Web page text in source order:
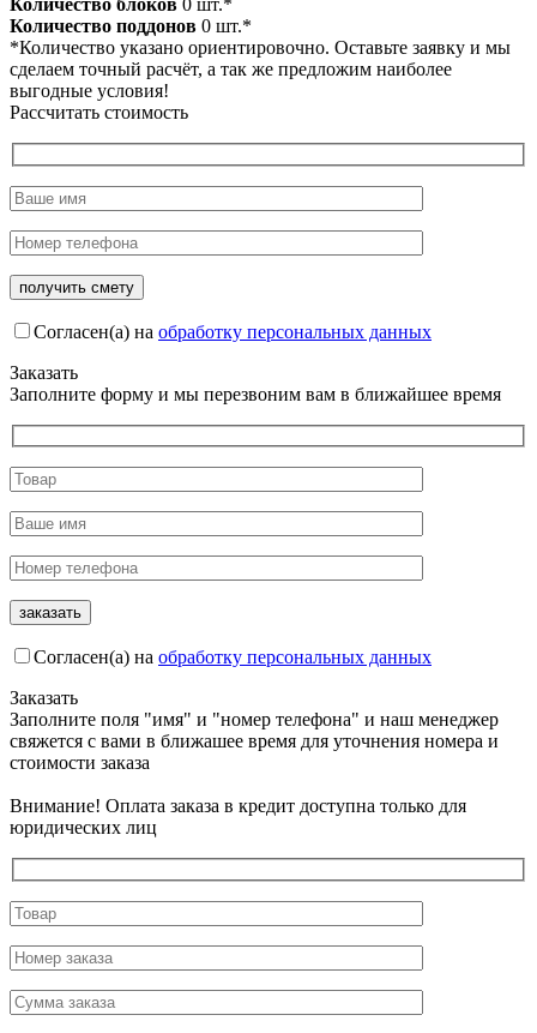
Количество блоков 0 шт.*
Количество поддонов 0 шт.*
*Количество указано ориентировочно. Оставьте заявку и мы
сделаем точный расчёт, а так же предложим наиболее
выгодные условия!
Рассчитать стоимость
Согласен(а) на обработку персональных данных
Заказать
Заполните форму и мы перезвоним вам в ближайшее время
Согласен(а) на обработку персональных данных
Заказать
Заполните поля "имя" и "номер телефона" и наш менеджер
свяжется с вами в ближашее время для уточнения номера и
стоимости заказа
Внимание! Оплата заказа в кредит доступна только для
юридических лиц